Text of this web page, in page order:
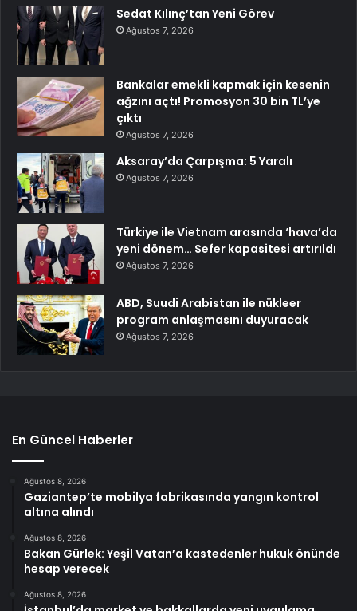
Sedat Kılınç’tan Yeni Görev
Ağustos 7, 2026
Bankalar emekli kapmak için kesenin
ağzını açtı! Promosyon 30 bin TL’ye
çıktı
Ağustos 7, 2026
Aksaray’da Çarpışma: 5 Yaralı
Ağustos 7, 2026
Türkiye ile Vietnam arasında ‘hava’da
yeni dönem… Sefer kapasitesi artırıldı
Ağustos 7, 2026
ABD, Suudi Arabistan ile nükleer
program anlaşmasını duyuracak
Ağustos 7, 2026
En Güncel Haberler
Ağustos 8, 2026
Gaziantep’te mobilya fabrikasında yangın kontrol
altına alındı
Ağustos 8, 2026
Bakan Gürlek: Yeşil Vatan’a kastedenler hukuk önünde
hesap verecek
Ağustos 8, 2026